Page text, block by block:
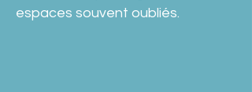
espaces souvent oubliés.